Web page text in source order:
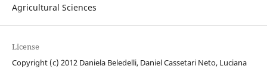
Agricultural Sciences
License
Copyright (c) 2012 Daniela Beledelli, Daniel Cassetari Neto, Luciana